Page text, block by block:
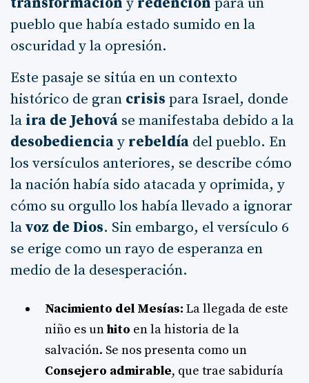
transformación y redención para un
pueblo que había estado sumido en la
oscuridad y la opresión.
Este pasaje se sitúa en un contexto
histórico de gran crisis para Israel, donde
la ira de Jehová se manifestaba debido a la
desobedienciay rebeldía del pueblo. En
los versículos anteriores, se describe cómo
la nación había sido atacada y oprimida, y
cómo su orgullo los había llevado a ignorar
lavoz de Dios. Sin embargo, el versículo 6
se erige como un rayo de esperanza en
medio de la desesperación.
Nacimiento del Mesías: La llegada de este
niño es unhito en la historia de la
salvación. Se nos presenta como un
Consejero admirable, que trae sabiduría